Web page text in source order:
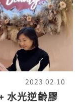
2023.02.10
水光逆齡膠